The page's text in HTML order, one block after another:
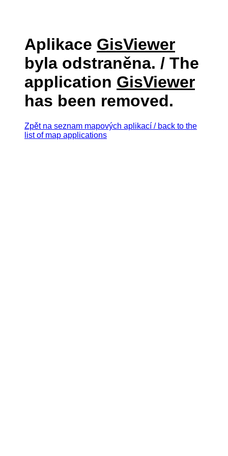
Aplikace GisViewer
byla odstraněna. / The
application GisViewer
has been removed.
Zpět na seznam mapových aplikací / back to the
list of map applications